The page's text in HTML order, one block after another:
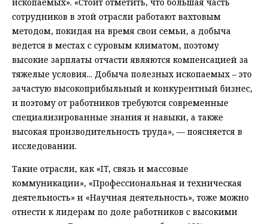
сотрудников в этой отрасли работают вахтовым
методом, покидая на время свои семьи, а добыча
ведется в местах с суровым климатом, поэтому
высокие зарплаты отчасти являются компенсацией за
тяжелые условия... Добыча полезных ископаемых – это
зачастую высокоприбыльный и конкурентный бизнес,
и поэтому от работников требуются современные
специализированные знания и навыки, а также
высокая производительность труда», — поясняется в
исследовании.
Такие отрасли, как «IT, связь и массовые
коммуникации», «Профессиональная и техническая
деятельность» и «Научная деятельность», тоже можно
отнести к лидерам по доле работников с высокими